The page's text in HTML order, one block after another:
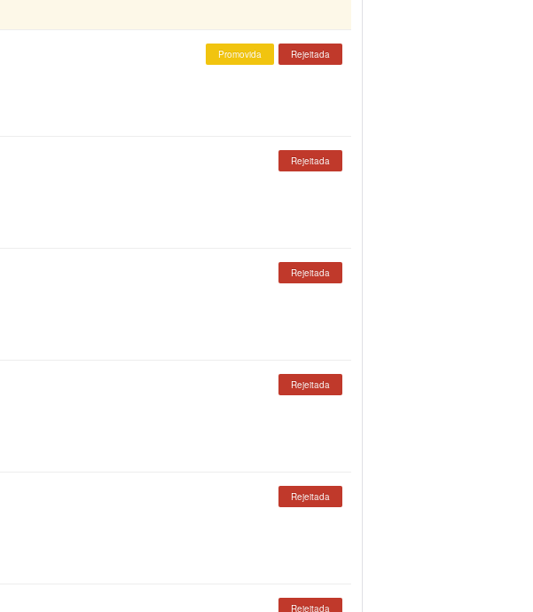
Promovida Rejeitada
Rejeitada
Rejeitada
Rejeitada
Rejeitada
Rejeitada